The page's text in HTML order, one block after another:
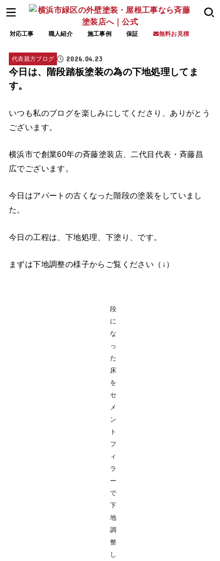
対応工事 職人紹介 施工事例 保証 無料お見積
代表親方ブログ 2026.04.23
今日は、階段踏板塗装の為の下地処理してま
す。
いつも私のブログを楽しみにしてくださり、ありがとう
ございます。
横浜市で創業60年の斉藤塗装店、二代目代表・斉藤昌
広でございます。
今日はアパートの古くなった階段の塗装をしていまし
た。
今日の工程は、下地処理、下塗り、です。
まずは下地調整の様子からご覧ください（↓）
段
に
な
っ
た
床
を
セ
メ
ン
ト
フ
ィ
ラ
ー
で
下
地
調
整
し